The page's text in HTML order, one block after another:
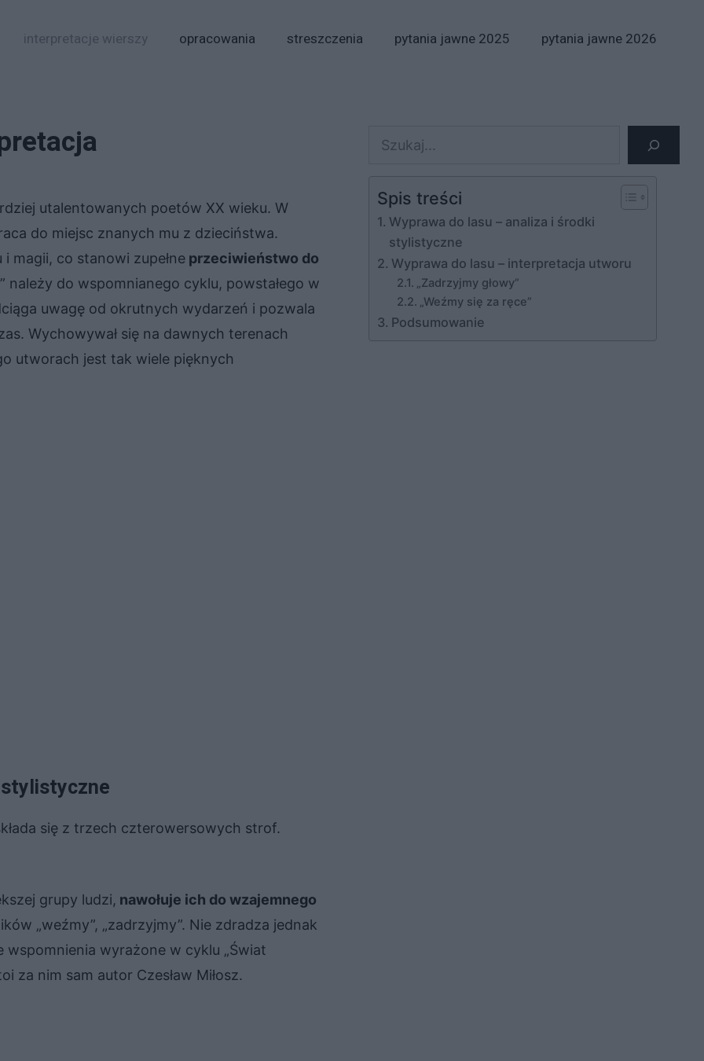
interpretacje wierszy opracowania streszczenia pytania jawne 2025 pytania jawne 2026
utalentowanych poetów XX wieku. W
do miejsc znanych mu z dzieciństwa.
magii, co stanowi zupełne przeciwieństwo do
należy do wspomnianego cyklu, powstałego w
uwagę od okrutnych wydarzeń i pozwala
Wychowywał się na dawnych terenach
utworach jest tak wiele pięknych
się z trzech czterowersowych strof.
grupy ludzi, nawołuje ich do wzajemnego
„weźmy”, „zadrzyjmy”. Nie zdradza jednak
wyrażone w cyklu „Świat
za nim sam autor Czesław Miłosz.
Szukaj
Spis treści
Wyprawa do lasu – analiza i środki
stylistyczne
Wyprawa do lasu – interpretacja utworu
„Zadrzyjmy głowy”
„Weźmy się za ręce”
Podsumowanie